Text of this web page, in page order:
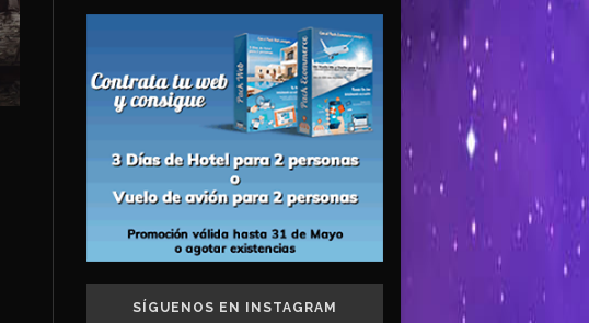
SÍGUENOS EN INSTAGRAM